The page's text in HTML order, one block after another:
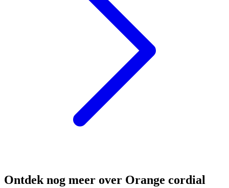
Ontdek nog meer over Orange cordial